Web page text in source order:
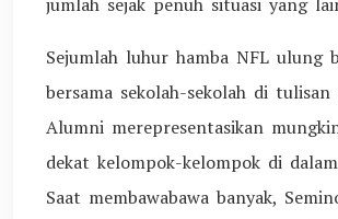
Sejumlah luhur hamba NFL ulung
bersama sekolah-sekolah di
Alumni merepresentasikan
dekat kelompok-kelompok di dalam
Saat membawabawa banyak,